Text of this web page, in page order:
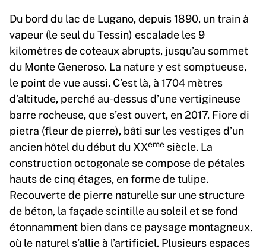
Du bord du lac de Lugano, depuis 1890, un train à
vapeur (le seul du Tessin) escalade les 9
kilomètres de coteaux abrupts, jusqu’au sommet
du Monte Generoso. La nature y est somptueuse,
le point de vue aussi. C’est là, à 1704 mètres
d’altitude, perché au-dessus d’une vertigineuse
barre rocheuse, que s’est ouvert, en 2017, Fiore di
pietra (fleur de pierre), bâti sur les vestiges d’un
ancien hôtel du début du XXeme siècle. La
construction octogonale se compose de pétales
hauts de cinq étages, en forme de tulipe.
Recouverte de pierre naturelle sur une structure
de béton, la façade scintille au soleil et se fond
étonnamment bien dans ce paysage montagneux,
où le naturel s’allie à l’artificiel. Plusieurs espaces